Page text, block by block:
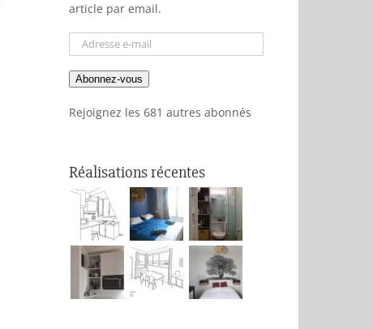
article par email.
Adresse
mail
Abonnez-vous
Rejoignez les 681 autres abonnés
Réalisations récentes